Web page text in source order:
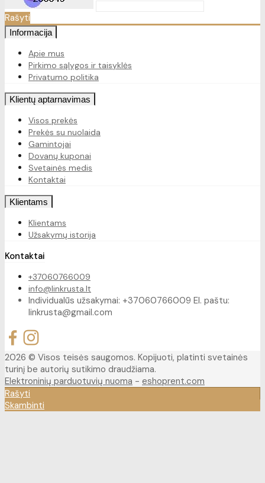
Rašyti
Informacija
Apie mus
Pirkimo sąlygos ir taisyklės
Privatumo politika
Klientų aptarnavimas
Visos prekės
Prekės su nuolaida
Gamintojai
Dovanų kuponai
Svetainės medis
Kontaktai
Klientams
Klientams
Užsakymų istorija
Kontaktai
+37060766009
info@linkrusta.lt
Individualūs užsakymai: +37060766009 El. paštu:
linkrusta@gmail.com
2026 © Visos teisės saugomos. Kopijuoti, platinti svetainės
turinį be autorių sutikimo draudžiama.
Elektroninių parduotuvių nuoma - eshoprent.com
Rašyti
Skambinti